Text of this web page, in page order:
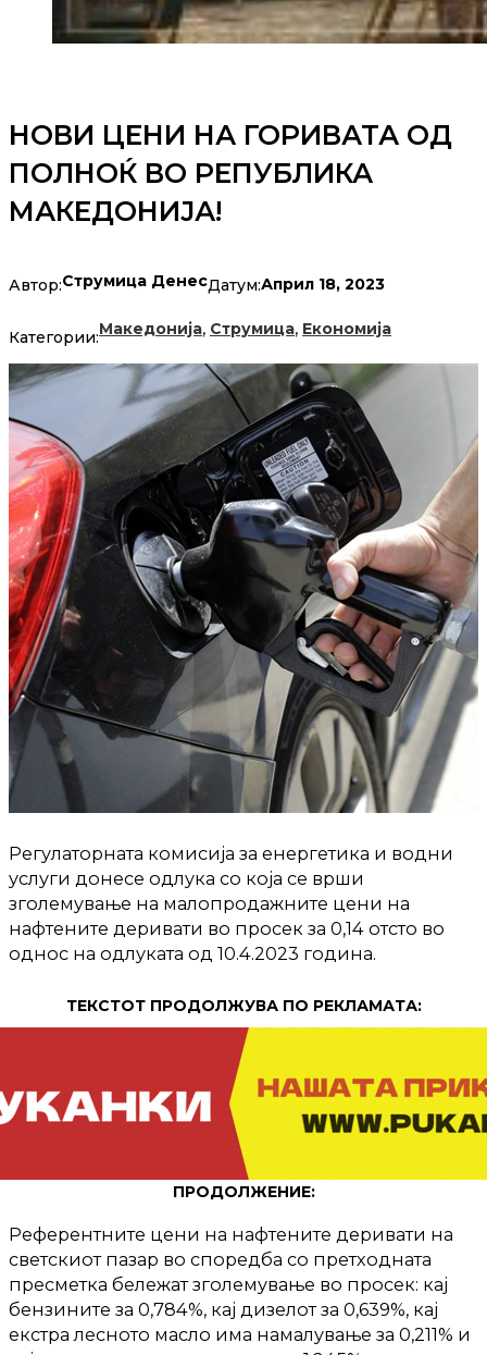
НОВИ ЦЕНИ НА ГОРИВАТА ОД
ПОЛНОЌ ВО РЕПУБЛИКА
МАКЕДОНИЈА!
Автор:Струмица ДенесДатум:Април 18, 2023
Категории:Македонија, Струмица, Економија
Регулаторната комисија за енергетика и водни
услуги донесе одлука со која се врши
зголемување на малопродажните цени на
нафтените деривати во просек за 0,14 отсто во
однос на одлуката од 10.4.2023 година.
ТЕКСТОТ ПРОДОЛЖУВА ПО РЕКЛАМАТА:
ПРОДОЛЖЕНИЕ:
Референтните цени на нафтените деривати на
светскиот пазар во споредба со претходната
пресметка бележат зголемување во просек: кај
бензините за 0,784%, кај дизелот за 0,639%, кај
екстра лесното масло има намалување за 0,211% и